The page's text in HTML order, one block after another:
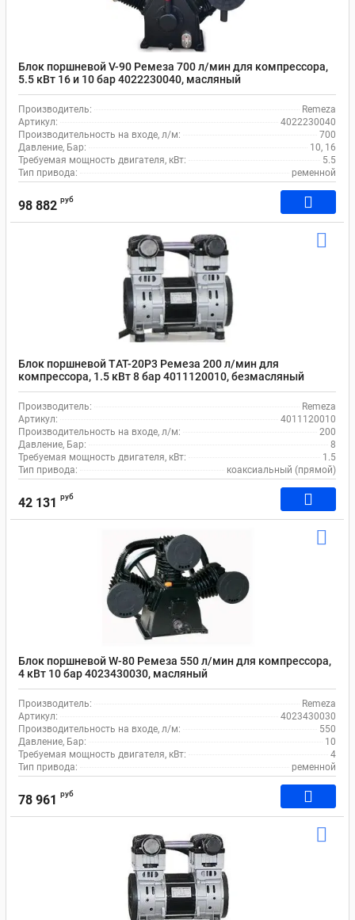
Блок поршневой V-90 Ремеза 700 л/мин для компрессора,
5.5 кВт 16 и 10 бар 4022230040, масляный
Производитель:
Remeza
Артикул:
4022230040
Производительность на входе, л/м:
700
Давление, Бар:
10, 16
Требуемая мощность двигателя, кВт:
5.5
Тип привода:
ременной
98 882 руб
Блок поршневой ТAT-20P3 Ремеза 200 л/мин для
компрессора, 1.5 кВт 8 бар 4011120010, безмасляный
Производитель:
Remeza
Артикул:
4011120010
Производительность на входе, л/м:
200
Давление, Бар:
8
Требуемая мощность двигателя, кВт:
1.5
Тип привода:
коаксиальный (прямой)
42 131 руб
Блок поршневой W-80 Ремеза 550 л/мин для компрессора,
4 кВт 10 бар 4023430030, масляный
Производитель:
Remeza
Артикул:
4023430030
Производительность на входе, л/м:
550
Давление, Бар:
10
Требуемая мощность двигателя, кВт:
4
Тип привода:
ременной
78 961 руб